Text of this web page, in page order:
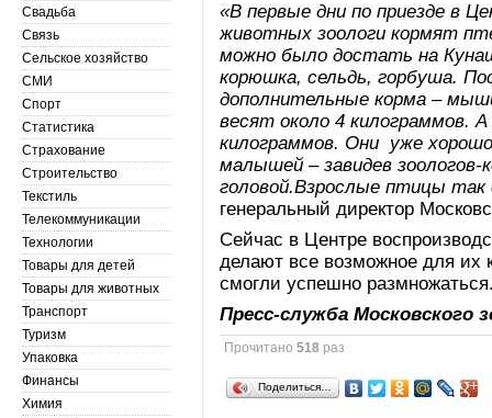
«В первые дни по приезде в
животных зоологи кормят
можно было достать на
корюшка, сельдь, горбуша.
дополнительные корма –
весят около 4 килограммов.
килограммов. Они уже
малышей – завидев
головой.Взрослые птицы так
генеральный директор
Сейчас в Центре
делают все возможное для
смогли успешно
Пресс-служба Московского
Прочитано518 раз
Поделиться…
Свадьба
Связь
Сельское хозяйство
СМИ
Спорт
Статистика
Страхование
Строительство
Текстиль
Телекоммуникации
Технологии
Товары для детей
Товары для животных
Транспорт
Туризм
Упаковка
Финансы
Химия